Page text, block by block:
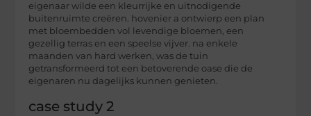
eigenaar wilde een kleurrijke en uitnodigende
buitenruimte creëren. hovenier a ontwierp een plan
met bloembedden vol levendige bloemen, een
gezellig terras en een speelse vijver. na enkele
maanden van hard werken, was de tuin
getransformeerd tot een betoverende oase die de
eigenaren nu dagelijks kunnen genieten.
case study 2